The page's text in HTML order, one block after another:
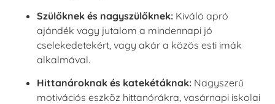
Szülőknek és nagyszülőknek: Kiváló apró
ajándék vagy jutalom a mindennapi jó
cselekedetekért, vagy akár a közös esti imák
alkalmával.
Hittanároknak és katekétáknak: Nagyszerű
motivációs eszköz hittanórákra, vasárnapi iskolai